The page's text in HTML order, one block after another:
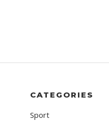
CATEGORIES
Sport